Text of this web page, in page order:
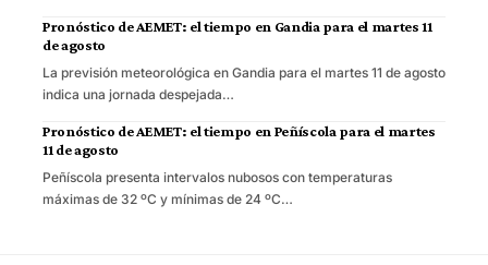
Pronóstico de AEMET: el tiempo en Gandia para el martes 11
de agosto
La previsión meteorológica en Gandia para el martes 11 de agosto
indica una jornada despejada…
Pronóstico de AEMET: el tiempo en Peñíscola para el martes
11 de agosto
Peñíscola presenta intervalos nubosos con temperaturas
máximas de 32 ºC y mínimas de 24 ºC…